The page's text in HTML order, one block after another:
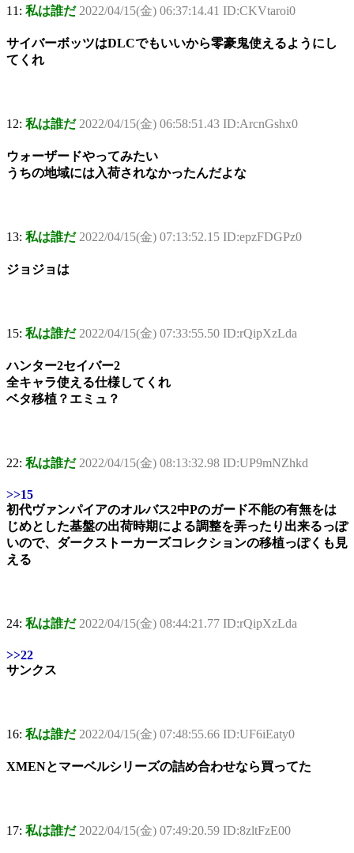
11: 私は誰だ 2022/04/15(金) 06:37:14.41 ID:CKVtaroi0
サイバーボッツはDLCでもいいから零豪鬼使えるようにし
てくれ
12: 私は誰だ 2022/04/15(金) 06:58:51.43 ID:ArcnGshx0
ウォーザードやってみたい
うちの地域には入荷されなかったんだよな
13: 私は誰だ 2022/04/15(金) 07:13:52.15 ID:epzFDGPz0
ジョジョは
15: 私は誰だ 2022/04/15(金) 07:33:55.50 ID:rQipXzLda
ハンター2セイバー2
全キャラ使える仕様してくれ
ベタ移植？エミュ？
22: 私は誰だ 2022/04/15(金) 08:13:32.98 ID:UP9mNZhkd
>>15
初代ヴァンパイアのオルバス2中Pのガード不能の有無をは
じめとした基盤の出荷時期による調整を弄ったり出来るっぽ
いので、ダークストーカーズコレクションの移植っぽくも見
える
24: 私は誰だ 2022/04/15(金) 08:44:21.77 ID:rQipXzLda
>>22
サンクス
16: 私は誰だ 2022/04/15(金) 07:48:55.66 ID:UF6iEaty0
XMENとマーベルシリーズの詰め合わせなら買ってた
17: 私は誰だ 2022/04/15(金) 07:49:20.59 ID:8zltFzE00